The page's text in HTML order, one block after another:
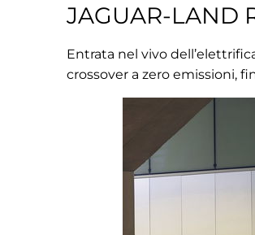
JAGUAR-LAND
Entrata nel vivo
crossover a zero emissioni,